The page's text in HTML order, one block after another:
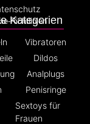
Kategorien
Vibratoren
Dildos
Analplugs
Penisringe
Sextoys für
Frauen
Richtlinien